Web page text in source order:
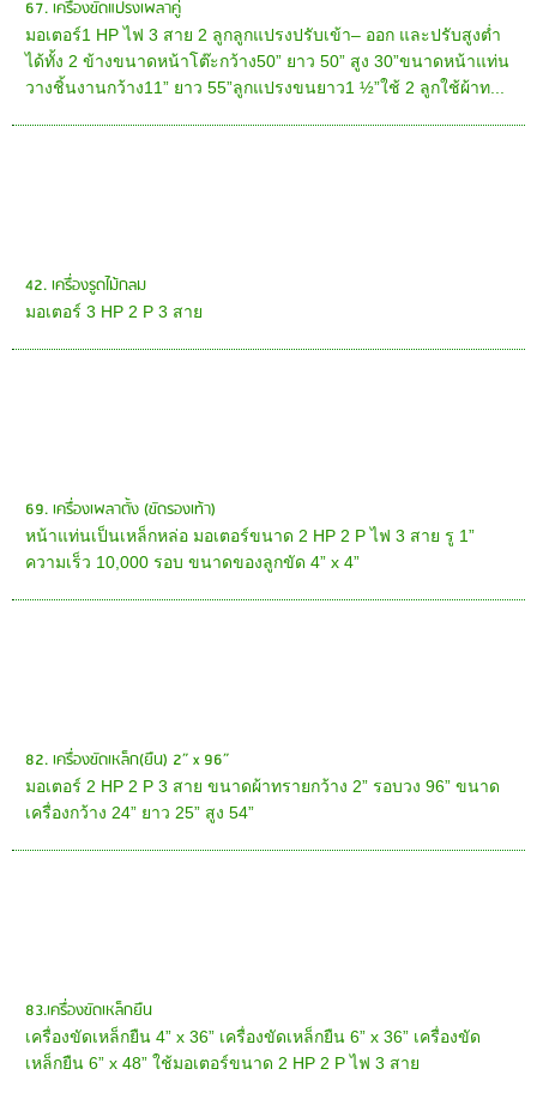
67. เครื่องขัดแปรงเพลาคู่
มอเตอร์1 HP ไฟ 3 สาย 2 ลูกลูกแปรงปรับเข้า– ออก และปรับสูงต่ำ
ได้ทั้ง 2 ข้างขนาดหน้าโต๊ะกว้าง50” ยาว 50” สูง 30”ขนาดหน้าแท่น
วางชิ้นงานกว้าง11” ยาว 55”ลูกแปรงขนยาว1 ½”ใช้ 2 ลูกใช้ผ้าท...
42. เครื่องรูดไม้กลม
มอเตอร์ 3 HP 2 P 3 สาย
69. เครื่องเพลาตั้ง (ขัดรองเท้า)
หน้าแท่นเป็นเหล็กหล่อ มอเตอร์ขนาด 2 HP 2 P ไฟ 3 สาย รู 1”
ความเร็ว 10,000 รอบ ขนาดของลูกขัด 4” x 4”
82. เครื่องขัดเหล็ก(ยืน) 2” x 96”
มอเตอร์ 2 HP 2 P 3 สาย ขนาดผ้าทรายกว้าง 2” รอบวง 96” ขนาด
เครื่องกว้าง 24” ยาว 25” สูง 54”
83.เครื่องขัดเหล็กยืน
เครื่องขัดเหล็กยืน 4” x 36” เครื่องขัดเหล็กยืน 6” x 36” เครื่องขัด
เหล็กยืน 6” x 48” ใช้มอเตอร์ขนาด 2 HP 2 P ไฟ 3 สาย